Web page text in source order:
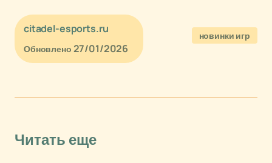
citadel-esports.ru
Обновлено 27/01/2026
новинки игр
Читать еще